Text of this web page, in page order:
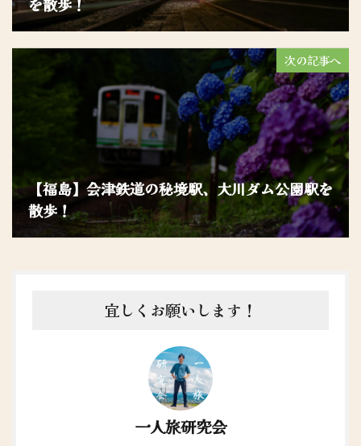
次の記事へ
【福島】会津鉄道の秘境駅、大川ダム公園駅を
散歩！
宜しくお願いします！
一人旅研究会